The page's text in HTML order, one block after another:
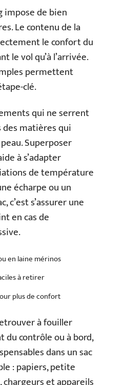
impose de bien
Le contenu de la
le confort du
le vol qu’à l’arrivée.
permettent
clé.
qui ne serrent
des matières qui
Superposer
à s’adapter
de température
écharpe ou un
c’est s’assurer une
en cas de
en laine mérinos
à retirer
plus de confort
à fouiller
contrôle ou à bord,
dans un sac
: papiers, petite